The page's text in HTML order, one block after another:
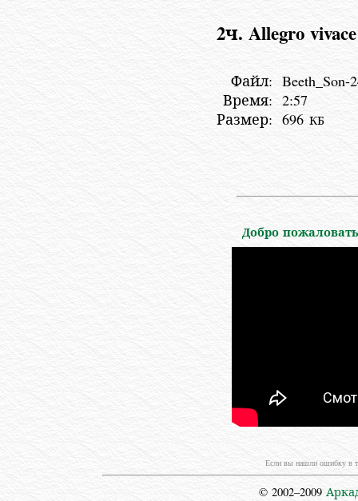
2ч. Allegro vivace
Файл: Beeth_Son-
Время: 2:57
Размер: 696 КБ
Добро
Если вы нашли ошибку в
© 2002–2009